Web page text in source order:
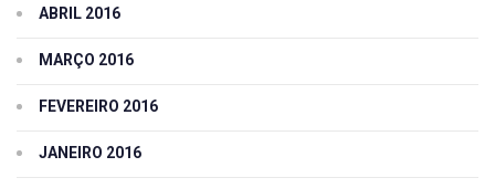
ABRIL 2016
MARÇO 2016
FEVEREIRO 2016
JANEIRO 2016